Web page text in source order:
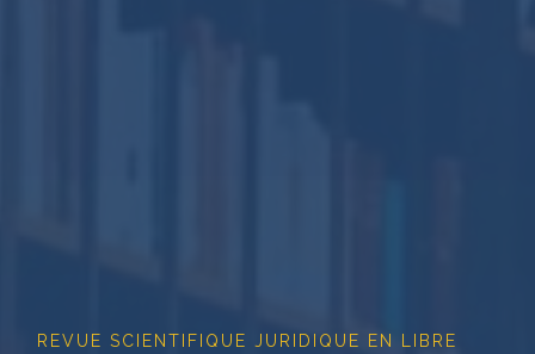
REVUE SCIENTIFIQUE JURIDIQUE EN LIBRE